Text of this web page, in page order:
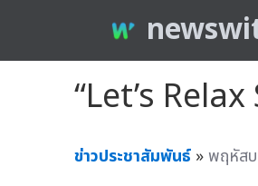
“Let’s
ข่าวประชาสัมพันธ์ »พฤหัส